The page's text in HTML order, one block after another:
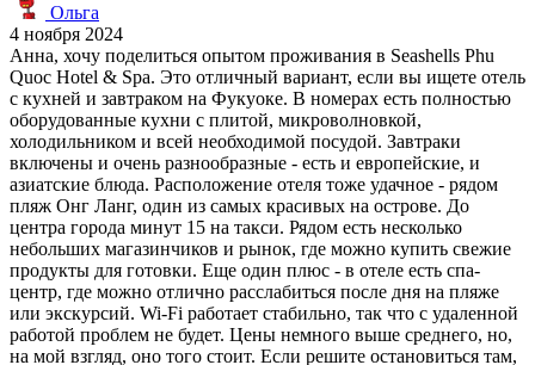
Ольга
4 ноября 2024
Анна, хочу поделиться опытом проживания в Seashells Phu
Quoc Hotel & Spa. Это отличный вариант, если вы ищете отель
с кухней и завтраком на Фукуоке. В номерах есть полностью
оборудованные кухни с плитой, микроволновкой,
холодильником и всей необходимой посудой. Завтраки
включены и очень разнообразные - есть и европейские, и
азиатские блюда. Расположение отеля тоже удачное - рядом
пляж Онг Ланг, один из самых красивых на острове. До
центра города минут 15 на такси. Рядом есть несколько
небольших магазинчиков и рынок, где можно купить свежие
продукты для готовки. Еще один плюс - в отеле есть спа-
центр, где можно отлично расслабиться после дня на пляже
или экскурсий. Wi-Fi работает стабильно, так что с удаленной
работой проблем не будет. Цены немного выше среднего, но,
на мой взгляд, оно того стоит. Если решите остановиться там,